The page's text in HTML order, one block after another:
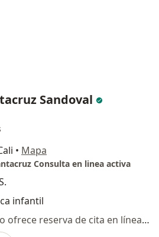
Sandoval
• Mapa
Consulta en linea activa
infantil
Este especialista no ofrece reserva de cita en línea en esta dirección.